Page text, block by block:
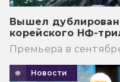
Вышел
корейского НФ-
Премьера в
Новости